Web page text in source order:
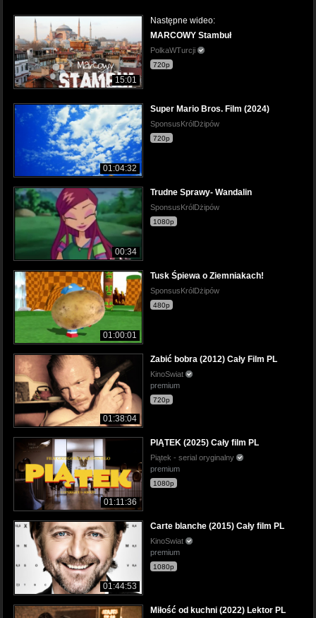
15:01
Następne wideo:
MARCOWY Stambuł
PolkaWTurcji
720p
01:04:32
Super Mario Bros. Film (2024)
SponsusKrólDżipów
720p
00:34
Trudne Sprawy- Wandalin
SponsusKrólDżipów
1080p
01:00:01
Tusk Śpiewa o Ziemniakach!
SponsusKrólDżipów
480p
01:38:04
Zabić bobra (2012) Cały Film PL
KinoSwiat
premium
720p
01:11:36
PIĄTEK (2025) Cały film PL
Piątek - serial oryginalny
premium
1080p
01:44:53
Carte blanche (2015) Cały film PL
KinoSwiat
premium
1080p
Miłość od kuchni (2022) Lektor PL